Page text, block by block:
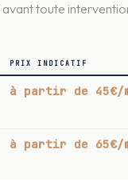
avant toute
PRIX INDICATIF
à partir de 45€/
à partir de 65€/